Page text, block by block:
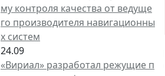
му контроля качества от ведуще
го производителя навигационны
х систем
24.09
«Вириал» разработал режущие п